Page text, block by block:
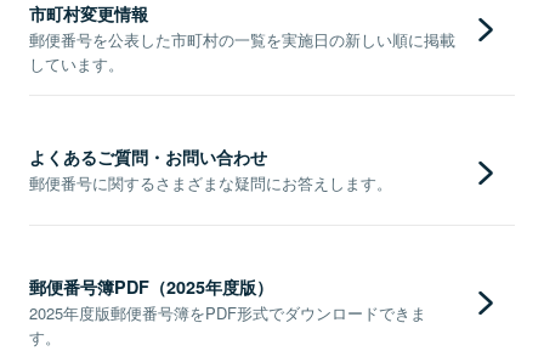
市町村変更情報
郵便番号を公表した市町村の一覧を実施日の新しい順に掲載
しています。
よくあるご質問・お問い合わせ
郵便番号に関するさまざまな疑問にお答えします。
郵便番号簿PDF（2025年度版）
2025年度版郵便番号簿をPDF形式でダウンロードできま
す。